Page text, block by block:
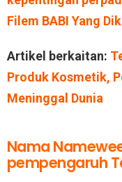
Filem BABI Yang
Artikel berkaitan:
Produk Kosmetik,
Meninggal Dunia
Nama
pempengaruh